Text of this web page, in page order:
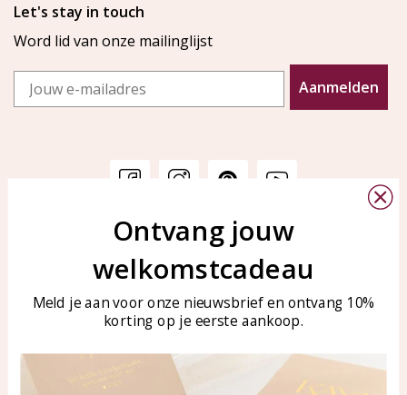
Let's stay in touch
Word lid van onze mailinglijst
Email
Aanmelden
Veelgestelde vragen
Sieraden onderhouden
KAYA Sieraden
Bellen of WhatsApp Ma-Vr
tussen 09:00-17:00
Tel: 0850003187
WhatsApp: 0850003187
klantenservice@kayasierade
Ontvang jouw
welkomstcadeau
Meld je aan voor onze nieuwsbrief en ontvang 10%
korting op je eerste aankoop.